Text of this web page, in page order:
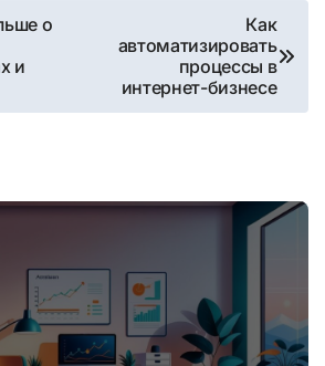
о
и
Как
автоматизировать
процессы в
интернет-бизнесе